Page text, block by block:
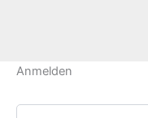
Anmelden